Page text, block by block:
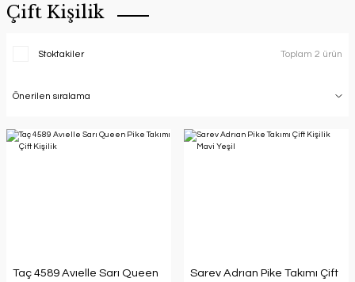
Çift Kişilik
Stoktakiler Toplam 2 ürün
Taç 4589 Avıelle Sarı Queen
Sarev Adrıan Pike Takımı Çift